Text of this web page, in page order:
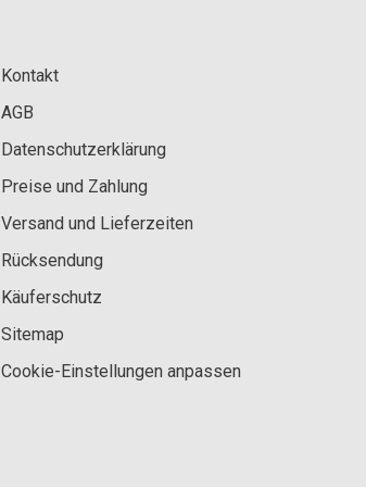
Kontakt
AGB
Datenschutzerklärung
Preise und Zahlung
Versand und Lieferzeiten
Rücksendung
Käuferschutz
Sitemap
Cookie-Einstellungen anpassen